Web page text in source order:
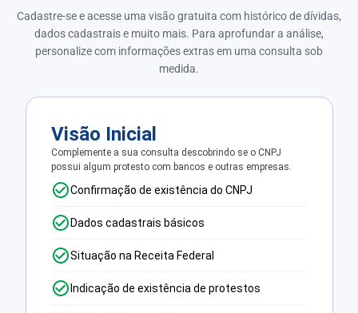
Cadastre-se e acesse uma visão gratuita com histórico de dívidas,
dados cadastrais e muito mais. Para aprofundar a análise,
personalize com informações extras em uma consulta sob
medida.
Visão Inicial
Complemente a sua consulta descobrindo se o CNPJ
possui algum protesto com bancos e outras empresas.
Confirmação de existência do CNPJ
Dados cadastrais básicos
Situação na Receita Federal
Indicação de existência de protestos